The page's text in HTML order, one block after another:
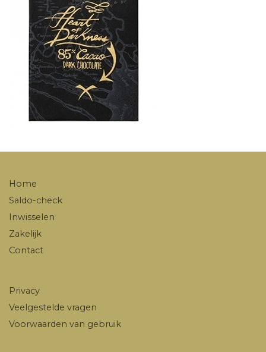
Home
Saldo-check
Inwisselen
Zakelijk
Contact
Privacy
Veelgestelde vragen
Voorwaarden van gebruik